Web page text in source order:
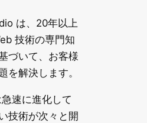
は、20年以上
技術の専門知
づいて、お客様
を解決します。
速に進化して
技術が次々と開